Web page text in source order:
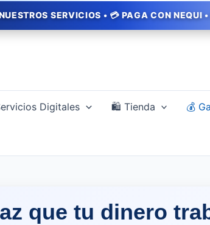
• 💳 PAGA CON NEQUI •
Digitales 🛍️ Tienda 💰
que tu dinero